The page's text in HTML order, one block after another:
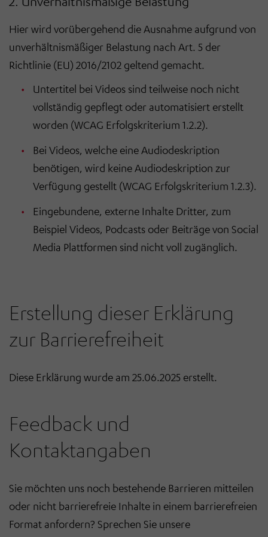
Hier wird vorübergehend die Ausnahme aufgrund von
unverhältnismäßiger Belastung nach Art. 5 der
Richtlinie (EU) 2016/2102 geltend gemacht.
Untertitel bei Videos sind teilweise noch nicht
vollständig gepflegt oder automatisiert erstellt
worden (WCAG Erfolgskriterium 1.2.2).
Bei Videos, welche eine Audiodeskription
benötigen, wird keine Audiodeskription zur
Verfügung gestellt (WCAG Erfolgskriterium 1.2.3).
Eingebundene, externe Inhalte Dritter, zum
Beispiel Videos, Podcasts oder Beiträge von Social
Media Plattformen sind nicht voll zugänglich.
Erstellung dieser Erklärung
zur Barrierefreiheit
Diese Erklärung wurde am 25.06.2025 erstellt.
Feedback und
Kontaktangaben
Sie möchten uns noch bestehende Barrieren mitteilen
oder nicht barrierefreie Inhalte in einem barrierefreien
Format anfordern? Sprechen Sie unsere